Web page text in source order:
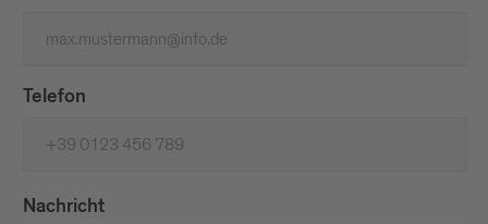
Telefon
Nachricht